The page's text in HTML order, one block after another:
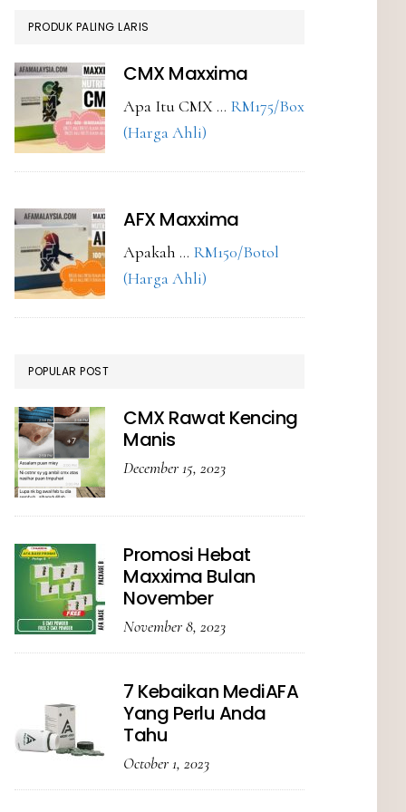
PRODUK PALING LARIS
CMX Maxxima
Apa Itu CMX … RM175/Box
(Harga Ahli)
AFX Maxxima
Apakah … RM150/Botol
(Harga Ahli)
POPULAR POST
CMX Rawat Kencing
Manis
December 15, 2023
Promosi Hebat
Maxxima Bulan
November
November 8, 2023
7 Kebaikan MediAFA
Yang Perlu Anda
Tahu
October 1, 2023